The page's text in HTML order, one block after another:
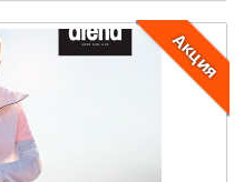
Акция